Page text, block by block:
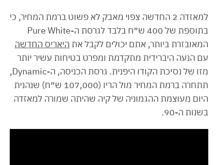
למאזדה 2 החדשה צפוי מאבק לא פשוט ברמת המחיר, כי
בתוספת של 400 ש״ח בלבד לגרסת ה-Pure White
המאובזרת ביותר, אתם יכולים לקבל את היאריס החדשה
עם הנעה היברידית מתקדמת ומפרט בטיחות עשיר יותר
מזו של נסיכת הקודו היפנית. גרסת הכניסה, ה-Dynamic,
תתחרה ברמת המחיר מול הריו (107,000 ש״ח) שנהנית
היום מעוצמת ההגמוניה של קיה שהיתה שמורה למאזדה
בשנות ה-90.